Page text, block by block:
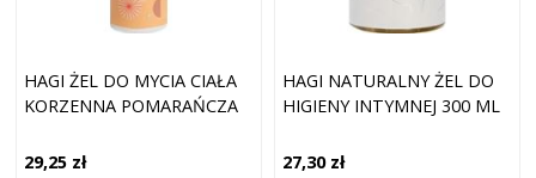
HAGI ŻEL DO MYCIA CIAŁA
KORZENNA POMARAŃCZA
29,25 zł
HAGI NATURALNY ŻEL DO
HIGIENY INTYMNEJ 300 ML
27,30 zł